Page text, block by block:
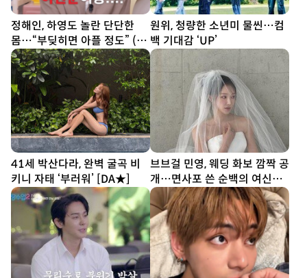
정해인, 하영도 놀란 단단한
몸…“부딪히면 아플 정도” (옥
문아)
원위, 청량한 소년미 물씬…컴
백 기대감 ‘UP’
41세 박산다라, 완벽 굴곡 비
키니 자태 ‘부러워’ [DA★]
브브걸 민영, 웨딩 화보 깜짝 공
개…면사포 쓴 순백의 여신
[DA★]